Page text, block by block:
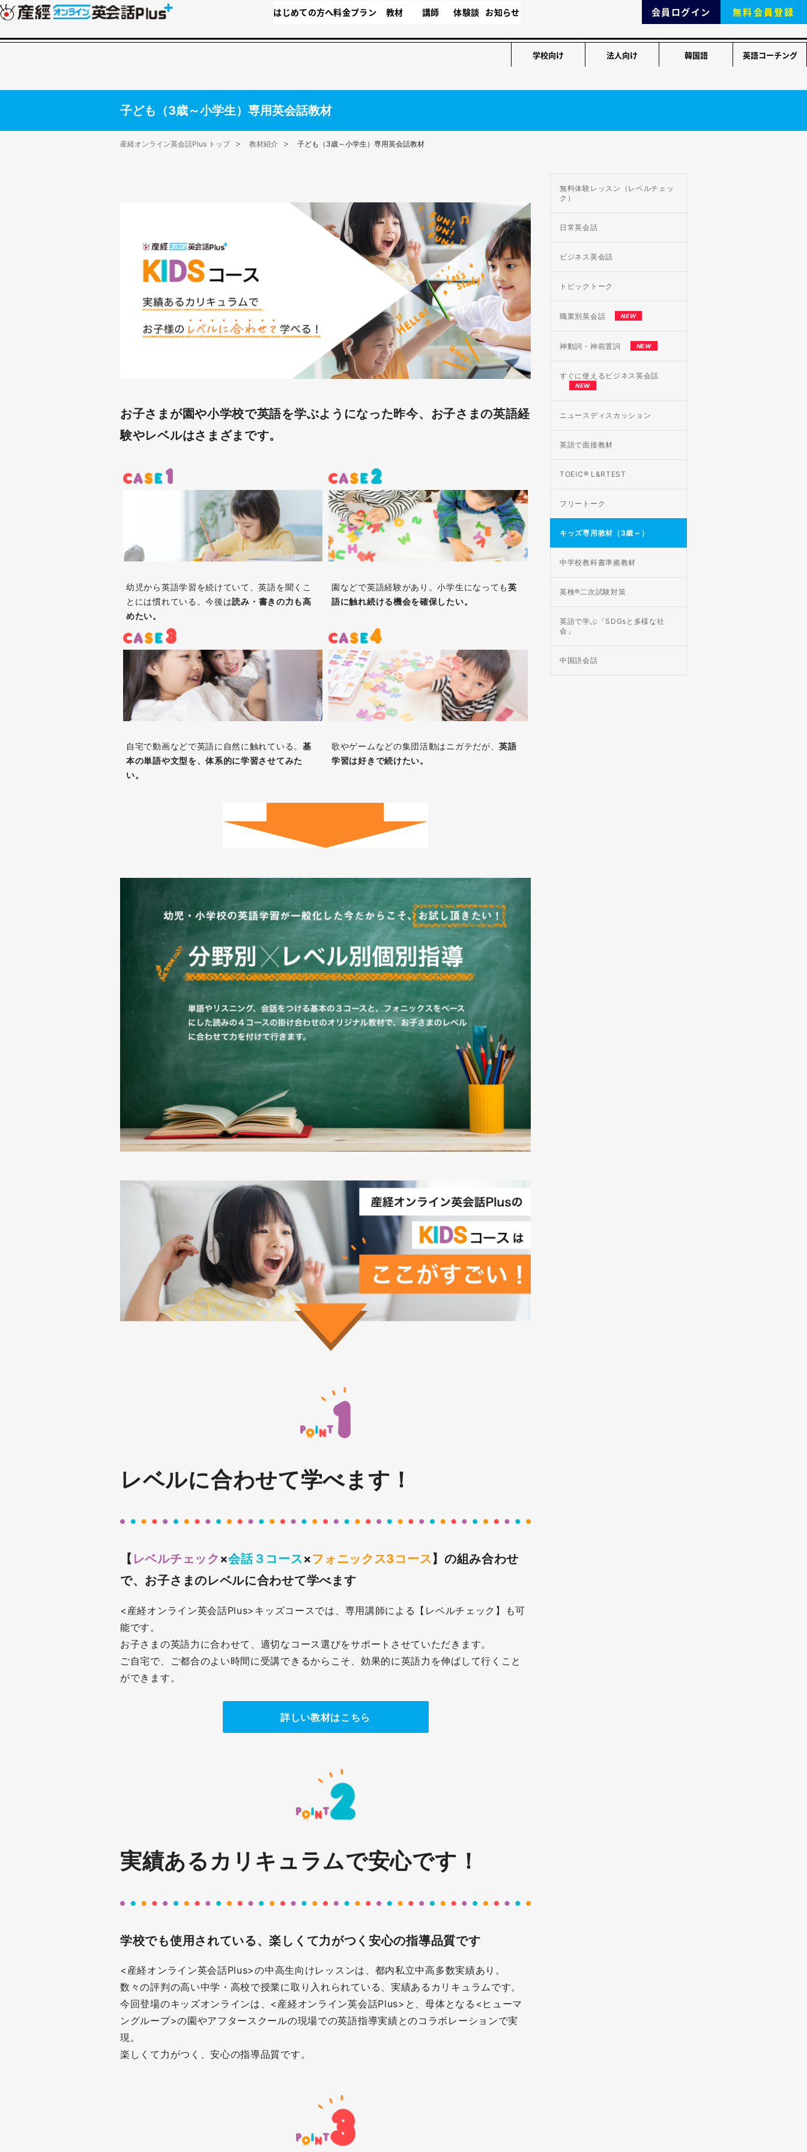
はじめての方へ料金プラン 教材 講師 体験談 お知らせ 会員ログイン 無料会員登録
学校向け 法人向け 韓国語 英語コーチング
子ども（3歳～小学生）専用英会話教材
産経オンライン英会話Plus トップ 教材紹介 子ども（3歳～小学生）専用英会話教材
お子さまが園や小学校で英語を学ぶようになった昨今、お子さまの英語経
験やレベルはさまざまです。
幼児から英語学習を続けていて、英語を聞くこ
とには慣れている。今後は読み・書きの力も高
めたい。
園などで英語経験があり。小学生になっても英
語に触れ続ける機会を確保したい。
自宅で動画などで英語に自然に触れている。 基
本の単語や文型を、体系的に学習させてみた
い。
歌やゲームなどの集団活動はニガテだが、英語
学習は好きで続けたい。
レベルに合わせて学べます！
【 レベルチェック×会話３コース×フォニックス3コース】の組み合わせ
で、お子さまのレベルに合わせて学べます
<産経オンライン英会話Plus>キッズコースでは、専用講師による【レベルチェック】も可
能です。
お子さまの英語力に合わせて、適切なコース選びをサポートさせていただきます。
ご自宅で、ご都合のよい時間に受講できるからこそ、効果的に英語力を伸ばして行くこと
ができます。
詳しい教材はこちら
実績あるカリキュラムで安心です！
学校でも使用されている、楽しくて力がつく安心の指導品質です
<産経オンライン英会話Plus>の中高生向けレッスンは、都内私立中高多数実績あり。
数々の評判の高い中学・高校で授業に取り入れられている、実績あるカリキュラムです。
今回登場のキッズオンラインは、<産経オンライン英会話Plus>と、母体となる<ヒューマ
ングループ>の園やアフタースクールの現場での英語指導実績とのコラボレーションで実
現。
楽しくて力がつく、安心の指導品質です。
無料体験レッスン（レベルチェッ
ク）
日常英会話
ビジネス英会話
トピックトーク
職業別英会話 NEW
神動詞・神前置詞 NEW
すぐに使えるビジネス英会話
NEW
ニュースディスカッション
英語で面接教材
TOEIC® L&RTEST
フリートーク
キッズ専用教材（3歳～）
中学校教科書準拠教材
英検®二次試験対策
英語で学ぶ「SDGsと多様な社
会」
中国語会話